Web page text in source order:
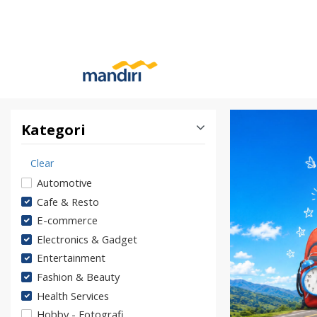
Kategori
Clear
Automotive
Cafe & Resto
E-commerce
Electronics & Gadget
Entertainment
Fashion & Beauty
Health Services